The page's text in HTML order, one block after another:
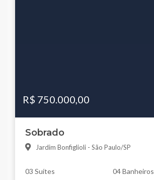
R$ 750.000,00
Sobrado
Jardim Bonfiglioli - São Paulo/SP
03 Suítes 04 Banheiros